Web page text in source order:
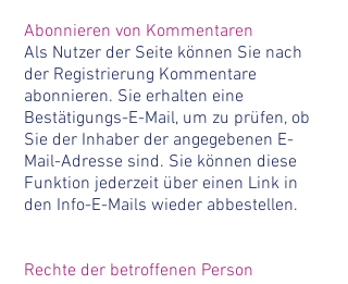
Abonnieren von Kommentaren
Als Nutzer der Seite können Sie nach
der Registrierung Kommentare
abonnieren. Sie erhalten eine
Bestätigungs-E-Mail, um zu prüfen, ob
Sie der Inhaber der angegebenen E-
Mail-Adresse sind. Sie können diese
Funktion jederzeit über einen Link in
den Info-E-Mails wieder abbestellen.
Rechte der betroffenen Person